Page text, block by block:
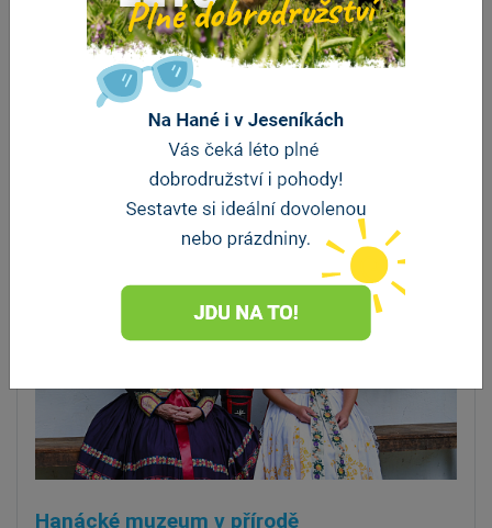
Chráněná krajinná oblast Litovelské
Pomoraví
Chráněnou krajinnou oblast Litovelské Pomoraví tvoří
komplex rozsáhlých…
Hanácké muzeum v přírodě